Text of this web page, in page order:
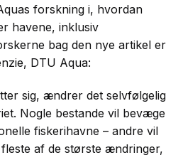
forskning i, hvordan
havene, inklusiv
bag den nye artikel er
DTU Aqua:
sig, ændrer det selvfølgelig
Nogle bestande vil bevæge
fiskerihavne – andre vil
af de største ændringer,